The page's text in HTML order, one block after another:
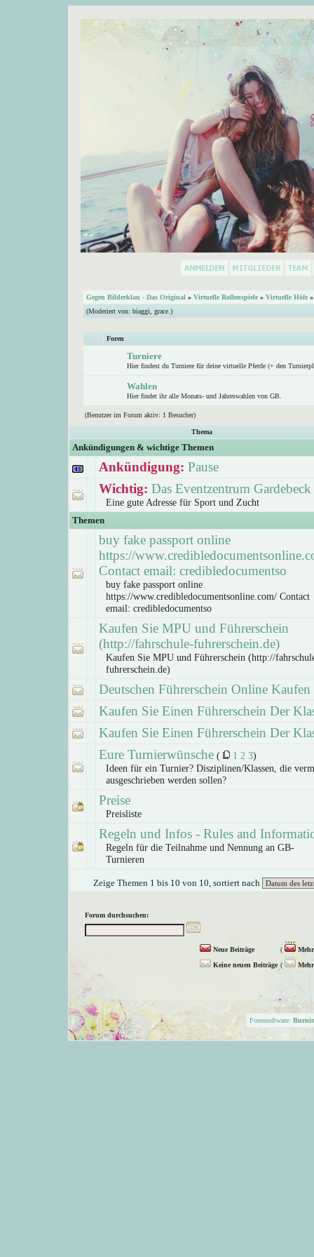
Gegen Bilderklau - Das Original » Virtuelle Rollenspiele» Virtuelle Höfe»
(Moderiert von: biaggi grace. )
Foren
Turniere
Hier findest du Turniere für deine virtuelle Pferde (+ den
Wahlen
Hier findet ihr alle Monats- und Jahreswahlen von GB.
(Benutzer im Forum aktiv: 1 Besucher)
Thema
Ankündigungen & wichtige Themen
Ankündigung: Pause
Wichtig: Das Eventzentrum Gardebeck
Eine gute Adresse für Sport und Zucht
Themen
buy fake passport online
https://
Contact email: credibledocumentso
buy fake passport online
https://www.credibledocumentsonline.com/ Contact
email: credibledocumentso
Kaufen Sie MPU und Führerschein
(http://fahrschule-fuhrerschein.de)
Kaufen Sie MPU und Führerschein (http://
fuhrerschein.de)
Deutschen Führerschein Online Kaufen
Kaufen Sie Einen Führerschein Der
Kaufen Sie Einen Führerschein Der
Eure Turnierwünsche( 1 2 3)
Ideen für ein Turnier? Disziplinen/Klassen, die
ausgeschrieben werden sollen?
Preise
Preisliste
Regeln und Infos - Rules and
Regeln für die Teilnahme und Nennung an GB-
Turnieren
Zeige Themen 1 bis 10 von 10, sortiert nach
Forum durchsuchen:
Neue Beiträge (
Keine neuen Beiträge (
Forensoftware: